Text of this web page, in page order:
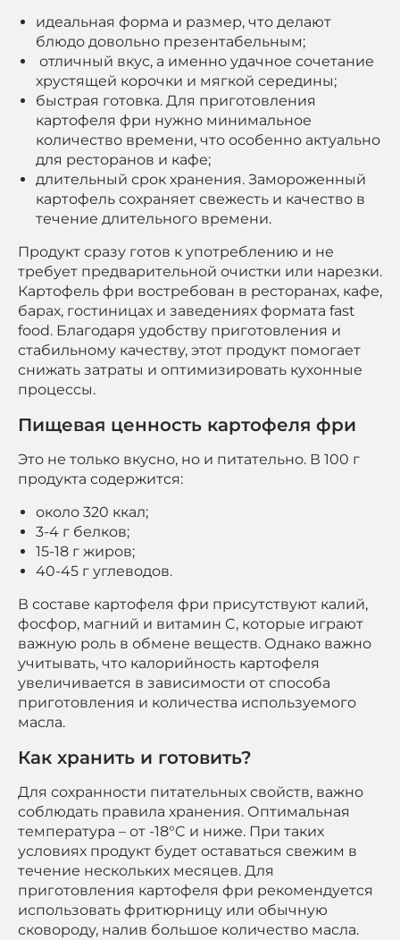
идеальная форма и размер, что делают
блюдо довольно презентабельным;
отличный вкус, а именно удачное сочетание
хрустящей корочки и мягкой середины;
быстрая готовка. Для приготовления
картофеля фри нужно минимальное
количество времени, что особенно актуально
для ресторанов и кафе;
длительный срок хранения. Замороженный
картофель сохраняет свежесть и качество в
течение длительного времени.
Продукт сразу готов к употреблению и не
требует предварительной очистки или нарезки.
Картофель фри востребован в ресторанах, кафе,
барах, гостиницах и заведениях формата fast
food. Благодаря удобству приготовления и
стабильному качеству, этот продукт помогает
снижать затраты и оптимизировать кухонные
процессы.
Пищевая ценность картофеля фри
Это не только вкусно, но и питательно. В 100 г
продукта содержится:
около 320 ккал;
3-4 г белков;
15-18 г жиров;
40-45 г углеводов.
В составе картофеля фри присутствуют калий,
фосфор, магний и витамин C, которые играют
важную роль в обмене веществ. Однако важно
учитывать, что калорийность картофеля
увеличивается в зависимости от способа
приготовления и количества используемого
масла.
Как хранить и готовить?
Для сохранности питательных свойств, важно
соблюдать правила хранения. Оптимальная
температура – от -18°C и ниже. При таких
условиях продукт будет оставаться свежим в
течение нескольких месяцев. Для
приготовления картофеля фри рекомендуется
использовать фритюрницу или обычную
сковороду, налив большое количество масла.